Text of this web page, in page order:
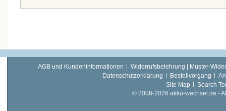
AGB und Kundeninformationen
Widerrufsbelehrung | Muster-
Datenschutzerklärung
Bestellvorgang
Site Map
Search
© 2008-2026 akku-wechsel.de -